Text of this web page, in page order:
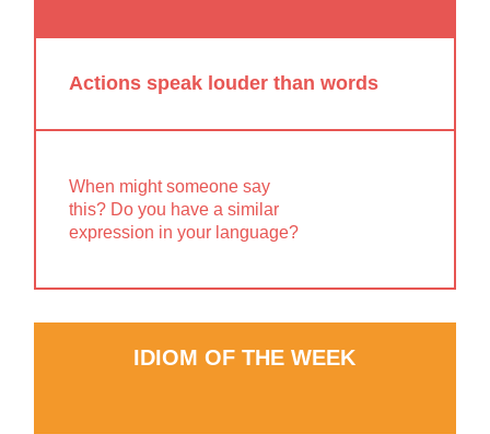
Actions speak louder than words
When might someone say
this? Do you have a similar
expression in your language?
IDIOM OF THE WEEK